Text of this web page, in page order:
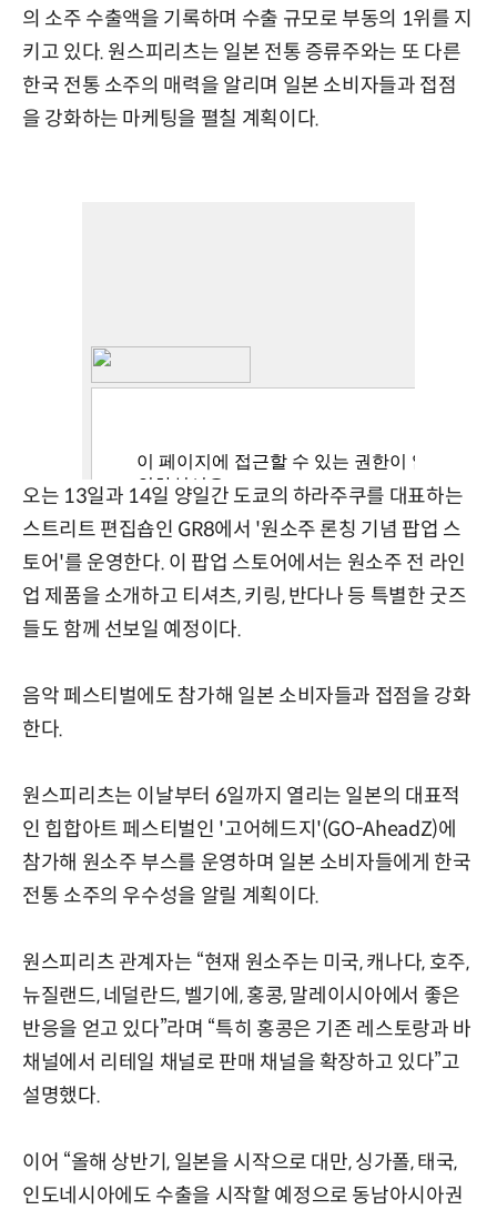
의 소주 수출액을 기록하며 수출 규모로 부동의 1위를 지
키고 있다. 원스피리츠는 일본 전통 증류주와는 또 다른
한국 전통 소주의 매력을 알리며 일본 소비자들과 접점
을 강화하는 마케팅을 펼칠 계획이다.
오는 13일과 14일 양일간 도쿄의 하라주쿠를 대표하는
스트리트 편집숍인 GR8에서 '원소주 론칭 기념 팝업 스
토어'를 운영한다. 이 팝업 스토어에서는 원소주 전 라인
업 제품을 소개하고 티셔츠, 키링, 반다나 등 특별한 굿즈
들도 함께 선보일 예정이다.
음악 페스티벌에도 참가해 일본 소비자들과 접점을 강화
한다.
원스피리츠는 이날부터 6일까지 열리는 일본의 대표적
인 힙합아트 페스티벌인 '고어헤드지'(GO-AheadZ)에
참가해 원소주 부스를 운영하며 일본 소비자들에게 한국
전통 소주의 우수성을 알릴 계획이다.
원스피리츠 관계자는 “현재 원소주는 미국, 캐나다, 호주,
뉴질랜드, 네덜란드, 벨기에, 홍콩, 말레이시아에서 좋은
반응을 얻고 있다”라며 “특히 홍콩은 기존 레스토랑과 바
채널에서 리테일 채널로 판매 채널을 확장하고 있다”고
설명했다.
이어 “올해 상반기, 일본을 시작으로 대만, 싱가폴, 태국,
인도네시아에도 수출을 시작할 예정으로 동남아시아권